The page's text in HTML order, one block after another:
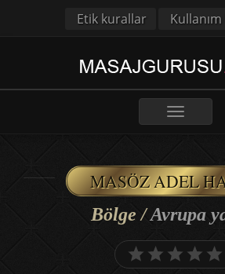
Etik kurallar
Toggle
MASÖZ ADEL
Bölge /Avrupa